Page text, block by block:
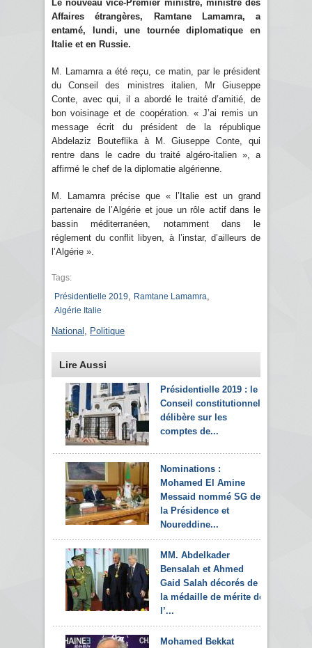
Le nouveau vice-Premier ministre, ministre des
Affaires étrangères, Ramtane Lamamra, a
entamé, lundi, une tournée diplomatique en
Italie et en Russie.
M. Lamamra a été reçu, ce matin, par le président
du Conseil des ministres italien, Mr Giuseppe
Conte, avec qui, il a abordé le traité d’amitié, de
bon voisinage et de coopération. « J’ai remis un
message écrit du président de la république
Abdelaziz Bouteflika à M. Giuseppe Conte, qui
rentre dans le cadre du traité algéro-italien », a
affirmé le chef de la diplomatie algérienne.
M. Lamamra précise que « l’Italie est un grand
partenaire de l’Algérie et joue un rôle actif dans le
bassin méditerranéen, notamment dans le
réglement du conflit libyen, à l’instar, d’ailleurs de
l’Algérie ».
Tags:
Présidentielle 2019
Ramtane Lamamra
Algérie Italie
National Politique
Lire Aussi
Présidentielle 2019 : le
Conseil constitutionnel
délibère sur les
comptes de...
Nominations :
Mohamed El Amine
Messaid nommé SG de
la Présidence et
Noureddine...
MM. Abdelkader
Bensalah et Ahmed
Gaid Salah décorés de
la médaille de mérite de
l’...
Mohamed Bekkat